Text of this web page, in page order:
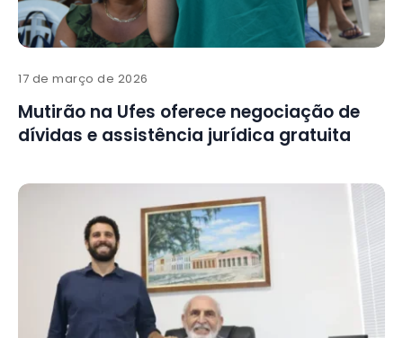
17 de março de 2026
Mutirão na Ufes oferece negociação de
dívidas e assistência jurídica gratuita